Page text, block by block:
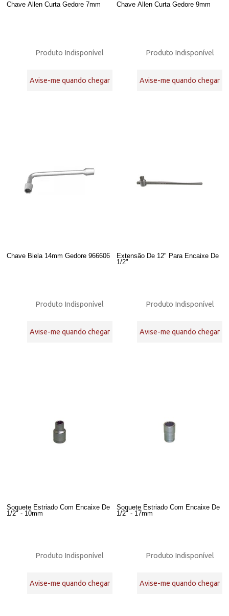
Chave Allen Curta Gedore 7mm
Produto Indisponível
Avise-me quando chegar
Chave Allen Curta Gedore 9mm
Produto Indisponível
Avise-me quando chegar
Chave Biela 14mm Gedore 966606
Produto Indisponível
Avise-me quando chegar
Extensão De 12" Para Encaixe De
1/2"
Produto Indisponível
Avise-me quando chegar
Soquete Estriado Com Encaixe De
1/2" - 10mm
Produto Indisponível
Avise-me quando chegar
Soquete Estriado Com Encaixe De
1/2" - 17mm
Produto Indisponível
Avise-me quando chegar